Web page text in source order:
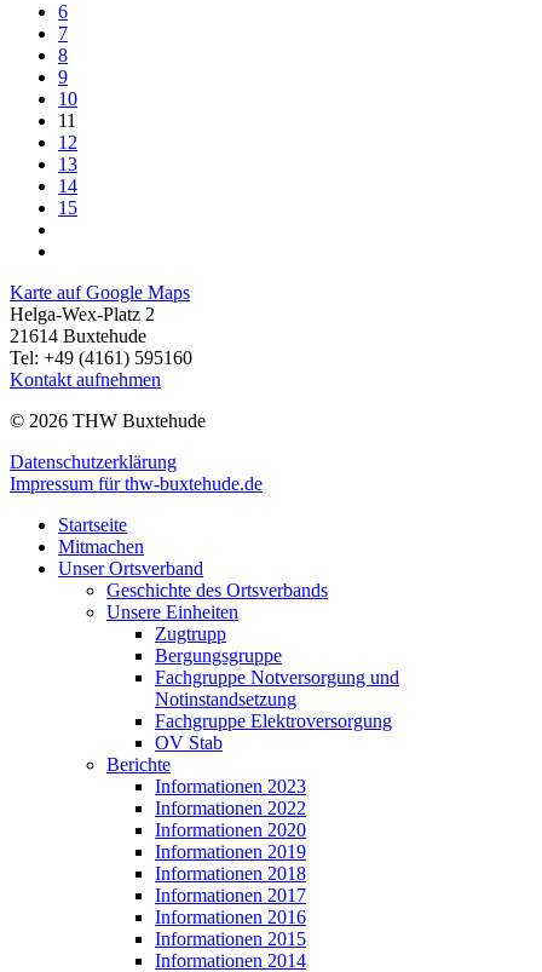
6
7
8
9
10
11
12
13
14
15
Karte auf Google Maps
Helga-Wex-Platz 2
21614 Buxtehude
Tel: +49 (4161) 595160
Kontakt aufnehmen
© 2026 THW Buxtehude
Datenschutzerklärung
Impressum für thw-buxtehude.de
Startseite
Mitmachen
Unser Ortsverband
Geschichte des Ortsverbands
Unsere Einheiten
Zugtrupp
Bergungsgruppe
Fachgruppe Notversorgung und
Notinstandsetzung
Fachgruppe Elektroversorgung
OV Stab
Berichte
Informationen 2023
Informationen 2022
Informationen 2020
Informationen 2019
Informationen 2018
Informationen 2017
Informationen 2016
Informationen 2015
Informationen 2014